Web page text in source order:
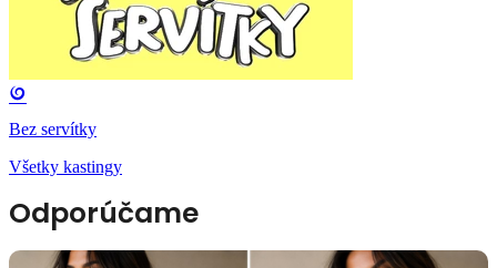
Bez servítky
Všetky kastingy
Odporúčame